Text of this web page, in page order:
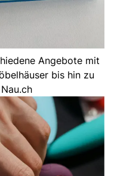
Angebote mit
bis hin zu